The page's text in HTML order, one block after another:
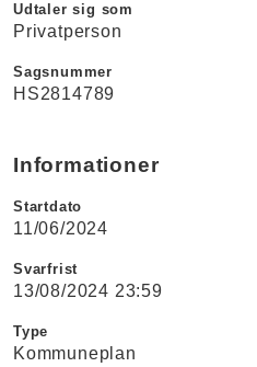
Udtaler sig som
Privatperson
Sagsnummer
HS2814789
Informationer
Startdato
11/06/2024
Svarfrist
13/08/2024 23:59
Type
Kommuneplan